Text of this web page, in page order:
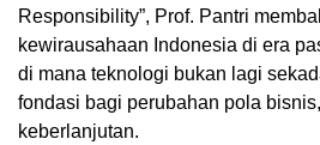
Responsibility”, Prof. Pantri
kewirausahaan Indonesia di era
di mana teknologi bukan lagi
fondasi bagi perubahan pola
keberlanjutan.